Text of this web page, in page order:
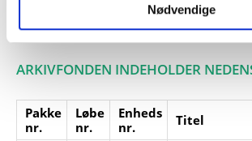
Nødvendige
ARKIVFONDEN INDEHOLDER
Pakke
nr.
Løbe
nr.
Enheds
nr.
Titel